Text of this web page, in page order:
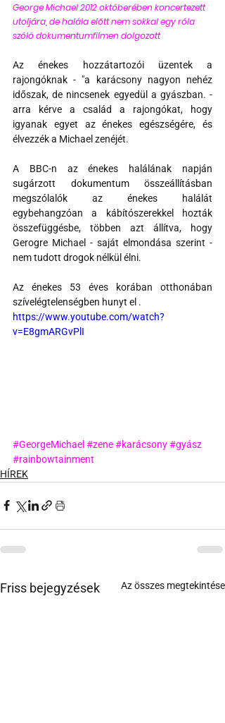
George Michael 2012 októberében koncertezett
utoljára, de halála előtt nem sokkal egy róla
szóló dokumentumfilmen dolgozott
Az énekes hozzátartozói üzentek a
rajongóknak - "a karácsony nagyon nehéz
időszak, de nincsenek egyedül a gyászban. -
arra kérve a család a rajongókat, hogy
igyanak egyet az énekes egészségére, és
élvezzék a Michael zenéjét.
A BBC-n az énekes halálának napján
sugárzott dokumentum összeállításban
megszólalók az énekes halálát
egybehangzóan a kábítószerekkel hozták
összefüggésbe, többen azt állítva, hogy
Gerogre Michael - saját elmondása szerint -
nem tudott drogok nélkül élni.
Az énekes 53 éves korában otthonában
szívelégtelenségben hunyt el .
https://www.youtube.com/watch?
v=E8gmARGvPlI
#GeorgeMichael#zene#karácsony#gyász
#rainbowtainment
HÍREK
Friss bejegyzések Az összes megtekintése